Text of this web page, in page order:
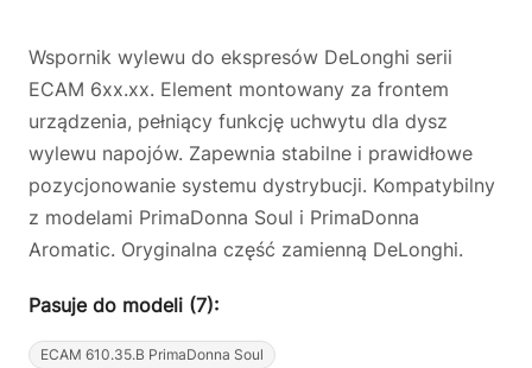
Wspornik wylewu do ekspresów DeLonghi serii
ECAM 6xx.xx. Element montowany za frontem
urządzenia, pełniący funkcję uchwytu dla dysz
wylewu napojów. Zapewnia stabilne i prawidłowe
pozycjonowanie systemu dystrybucji. Kompatybilny
z modelami PrimaDonna Soul i PrimaDonna
Aromatic. Oryginalna część zamienną DeLonghi.
Pasuje do modeli (7):
ECAM 610.35.B PrimaDonna Soul